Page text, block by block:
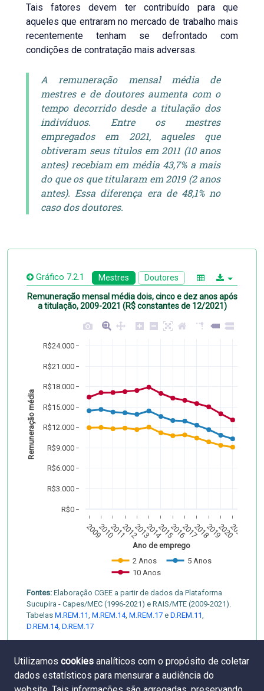
Tais fatores devem ter contribuído para que
aqueles que entraram no mercado de trabalho mais
recentemente tenham se defrontado com
condições de contratação mais adversas.
A remuneração mensal média de
mestres e de doutores aumenta com o
tempo decorrido desde a titulação dos
indivíduos. Entre os mestres
empregados em 2021, aqueles que
obtiveram seus títulos em 2011 (10 anos
antes) recebiam em média 43,7% a mais
do que os que titularam em 2019 (2 anos
antes). Essa diferença era de 48,1% no
caso dos doutores.
Gráfico 7.2.1 Mestres Doutores
Remuneração mensal média dois, cinco e dez anos após
a titulação, 2009-2021 (R$ constantes de 12/2021)
200920102011201220132014201520162017201820192020
2021
R$0
R$3.000
R$6.000
R$9.000
R$12.000
R$15.000
R$18.000
R$21.000
R$24.000
2 Anos
5 Anos
10 Anos
Ano de emprego
Remuneração média
Fontes: Elaboração CGEE a partir de dados da Plataforma
Sucupira - Capes/MEC (1996-2021) e RAIS/MTE (2009-2021).
Tabelas M.REM.11, M.REM.14, M.REM.17 e D.REM.11,
D.REM.14, D.REM.17
Utilizamos cookies analíticos com o propósito de coletar
dados estatísticos para mensurar a audiência do